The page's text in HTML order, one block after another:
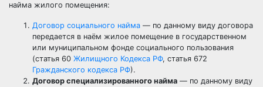
найма жилого помещения:
Договор социального найма — по данному виду договора
передается в наём жилое помещение в государственном
или муниципальном фонде социального пользования
(статья 60 Жилищного Кодекса РФ, статья 672
Гражданского кодекса РФ).
Договор специализированного найма — по данному виду